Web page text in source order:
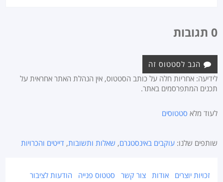
0 תגובות
הגב לסטטוס זה
לידיעה: אחריות חלה על כותב הסטטוס, אין הנהלת האתר אחראית על
תכנים המתפרסמים באתר.
לעוד מלא סטטוסים
שותפים שלנו:עוקבים באינסטגרם, שאלות ותשובות, דייטים והכרויות
זכויות יוצרים אודות צור קשר סטטוס פנייה
הודעות לציבור